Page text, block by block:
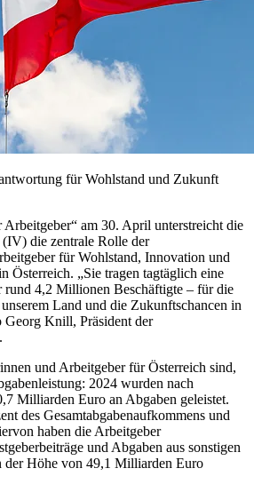
für Wohlstand und Zukunft
Arbeitgeber“ am 30. April unterstreicht die
die zentrale Rolle der
für Wohlstand, Innovation und
Österreich. „Sie tragen tagtäglich eine
rund 4,2 Millionen Beschäftigte – für die
Land und die Zukunftschancen in
Georg Knill, Präsident der
und Arbeitgeber für Österreich sind,
2024 wurden nach
Milliarden Euro an Abgaben geleistet.
des Gesamtabgabenaufkommens und
haben die Arbeitgeber
und Abgaben aus sonstigen
der Höhe von 49,1 Milliarden Euro